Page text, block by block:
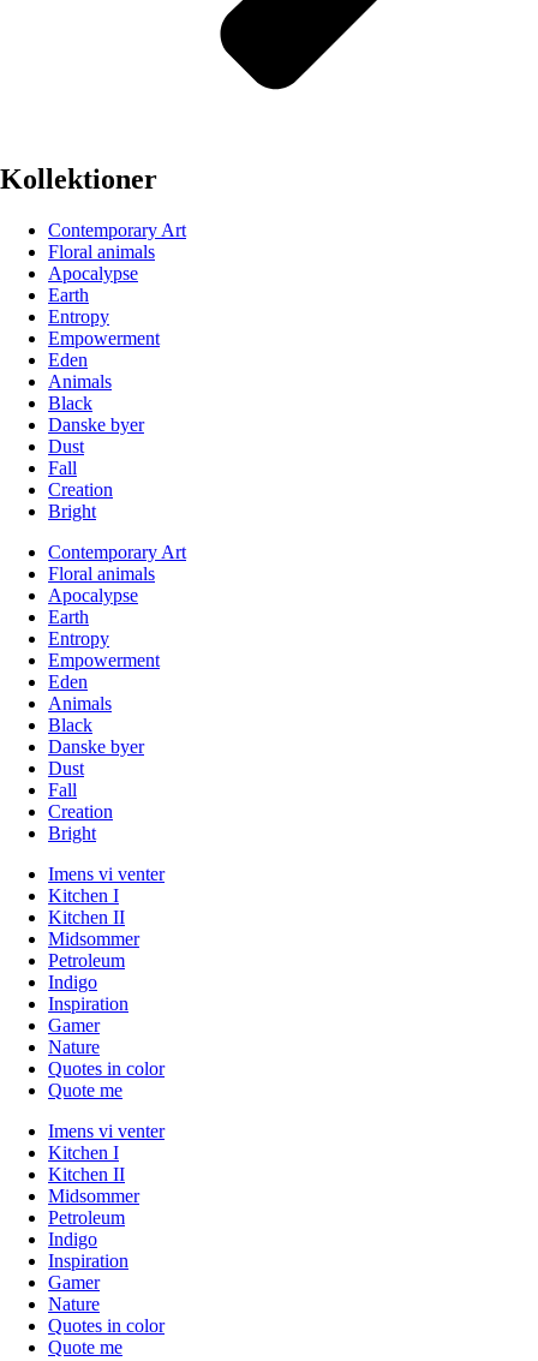
Kollektioner
Contemporary Art
Floral animals
Apocalypse
Earth
Entropy
Empowerment
Eden
Animals
Black
Danske byer
Dust
Fall
Creation
Bright
Contemporary Art
Floral animals
Apocalypse
Earth
Entropy
Empowerment
Eden
Animals
Black
Danske byer
Dust
Fall
Creation
Bright
Imens vi venter
Kitchen I
Kitchen II
Midsommer
Petroleum
Indigo
Inspiration
Gamer
Nature
Quotes in color
Quote me
Imens vi venter
Kitchen I
Kitchen II
Midsommer
Petroleum
Indigo
Inspiration
Gamer
Nature
Quotes in color
Quote me